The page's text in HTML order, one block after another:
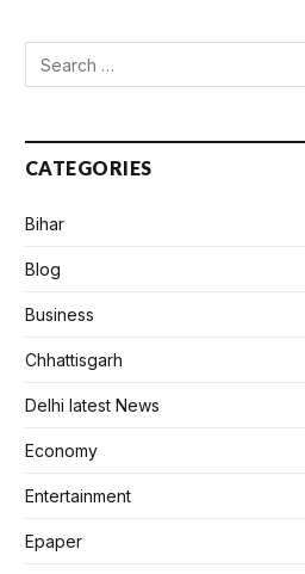
CATEGORIES
Bihar
Blog
Business
Chhattisgarh
Delhi latest News
Economy
Entertainment
Epaper